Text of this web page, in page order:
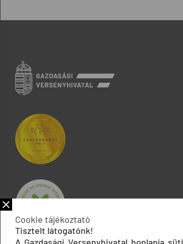
Cookie tájékoztató
Tisztelt látogatónk!